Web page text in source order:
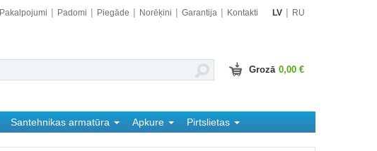
Pakalpojumi Padomi Piegāde Norēķini Garantija Kontakti LV RU
Grozā 0,00 €
Santehnikas armatūra Apkure
Pirtslietas